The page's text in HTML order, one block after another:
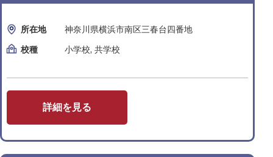
所在地
神奈川県横浜市南区三春台四番地
校種
小学校, 共学校
詳細を見る